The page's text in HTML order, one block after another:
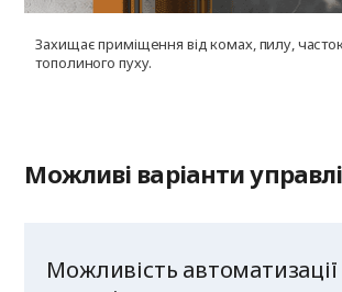
Захищає приміщення від комах, пилу, часток
тополиного пуху.
Можливі варіанти
Можливість автоматизації